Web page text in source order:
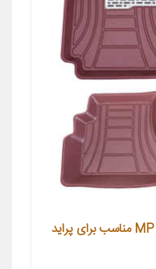
کفپوش سه بعدی خودرو پانیذ مدل MP مناسب برای پراید